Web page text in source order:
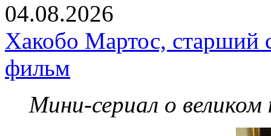
04.08.2026
Хакобо Мартос, старший
фильм
Мини-сериал о великом